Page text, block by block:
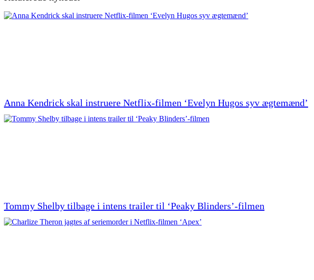
Anna Kendrick skal instruere Netflix-filmen ‘Evelyn Hugos syv ægtemænd’
Tommy Shelby tilbage i intens trailer til ‘Peaky Blinders’-filmen